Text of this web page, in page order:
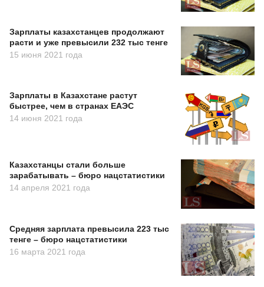
Зарплаты казахстанцев продолжают
расти и уже превысили 232 тыс тенге
15 июня 2021 года
Зарплаты в Казахстане растут
быстрее, чем в странах ЕАЭС
14 июня 2021 года
Казахстанцы стали больше
зарабатывать – бюро нацстатистики
14 апреля 2021 года
Средняя зарплата превысила 223 тыс
тенге – бюро нацстатистики
16 марта 2021 года